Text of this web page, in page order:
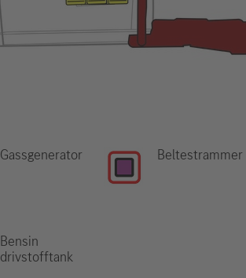
Gassgenerator Beltestrammer
Bensin
drivstofftank